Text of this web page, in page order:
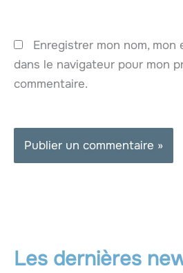
Enregistrer mon nom,
dans le navigateur pour mon
commentaire.
Les dernières